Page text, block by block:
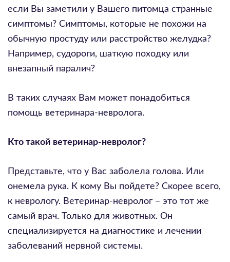
если Вы заметили у Вашего питомца странные
симптомы? Симптомы, которые не похожи на
обычную простуду или расстройство желудка?
Например, судороги, шаткую походку или
внезапный паралич?
В таких случаях Вам может понадобиться
помощь ветеринара-невролога.
Кто такой ветеринар-невролог?
Представьте, что у Вас заболела голова. Или
онемела рука. К кому Вы пойдете? Скорее всего,
к неврологу. Ветеринар-невролог – это тот же
самый врач. Только для животных. Он
специализируется на диагностике и лечении
заболеваний нервной системы.